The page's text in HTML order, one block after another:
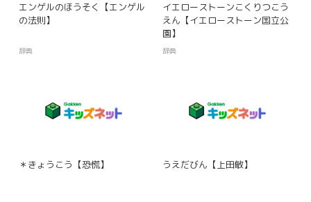
エンゲルのほうそく【エンゲル
の法則】
辞典
イエローストーンこくりつこう
えん【イエローストーン国立公
園】
辞典
＊きょうこう【恐慌】 うえだびん【上田敏】